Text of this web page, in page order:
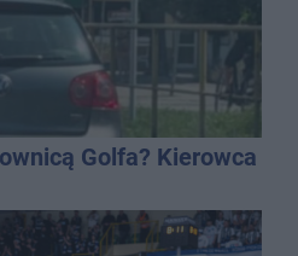
Golfa? Kierowca